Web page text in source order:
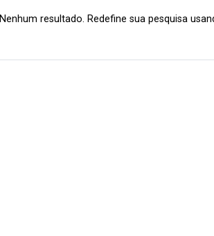
Nenhum resultado. Redefine sua pesquisa